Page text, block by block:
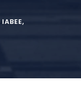
IABEE,